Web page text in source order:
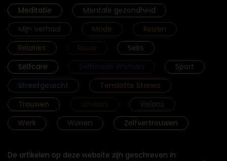
Meditatie
Mentale gezondheid
Mijn Verhaal
Mode
Reizen
Relaties
Rouw
Seks
Selfcare
Selfmade Woman
Sport
Streefgewicht
Tenslotte Stories
Trouwen
Uitvaart
Visions
Werk
Wonen Zelfvertrouwen
De artikelen op deze website zijn geschreven in